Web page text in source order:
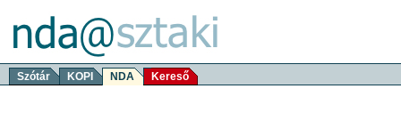
Szótár KOPI NDA Kereső